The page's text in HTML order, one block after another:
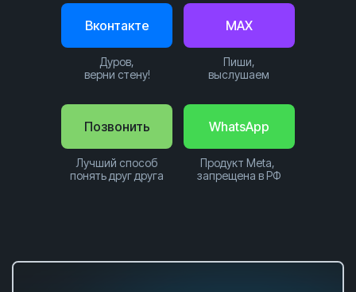
Позвонить
Лучший способ
понять друг друга
WhatsApp
Продукт Meta,
запрещена в РФ
Вконтакте
Дуров,
верни стену!
MAX
Пиши,
выслушаем